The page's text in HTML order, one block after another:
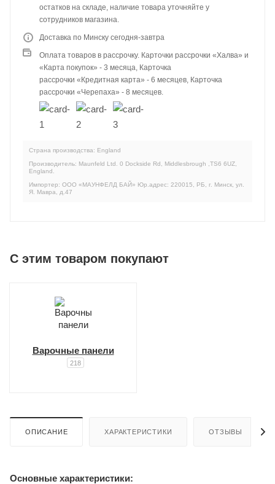
остатков на складе, наличие товара уточняйте у
сотрудников магазина.
Доставка по Минску сегодня-завтра
Оплата товаров в рассрочку. Карточки рассрочки «Халва» и
«Карта покупок» - 3 месяца, Карточка
рассрочки «Кредитная карта» - 6 месяцев, Карточка
рассрочки «Черепаха» - 8 месяцев.
Страна производства: England
Производитель: Maunfeld Ltd. 0 Dockside Rd, Middlesbrough ,TS6 6UZ,
England.
Импортер: ООО «МАУНФЕЛД БАЙ» Юр.адрес: 220015, РБ, г. Минск, ул.
Я. Мавра, д.47
C этим товаром покупают
Варочные панели
218
ОПИСАНИЕ ХАРАКТЕРИСТИКИ ОТЗЫВЫ
Основные характеристики: